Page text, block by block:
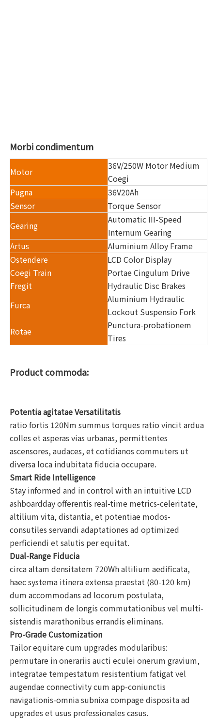
Morbi condimentum
Motor
36V/250W Motor Medium
Coegi
Pugna
36V20Ah
Sensor
Torque Sensor
Gearing
Automatic III-Speed ​​
Internum Gearing
Artus
Aluminium Alloy Frame
Ostendere
LCD Color Display
Coegi Train
Portae Cingulum Drive
Fregit
Hydraulic Disc Brakes
Furca
Aluminium Hydraulic
Lockout Suspensio Fork
Rotae
Punctura-probationem
Tires
Product commoda:
Potentia agitatae Versatilitatis
ratio fortis 120Nm summus torques ratio vincit ardua
colles et asperas vias urbanas, permittentes
ascensores, audaces, et cotidianos commuters ut
diversa loca indubitata fiducia occupare.
Smart Ride Intelligence
Stay informed and in control with an intuitive LCD
ashboardday offerentis real-time metrics-celeritate,
altilium vita, distantia, et potentiae modos-
consutiles servandi adaptationes ad optimized
perficiendi et salutis per equitat.
Dual-Range Fiducia
circa altam densitatem 720Wh altilium aedificata,
haec systema itinera extensa praestat (80-120 km)
dum accommodans ad locorum postulata,
sollicitudinem de longis commutationibus vel multi-
sistendis marathonibus errandis eliminans.
Pro-Grade Customization
Tailor equitare cum upgrades modularibus:
permutare in onerariis aucti eculei onerum gravium,
integratae tempestatum resistentium fatigat vel
augendae connectivity cum app-coniunctis
navigationis-omnia subnixa compage disposita ad
upgrades et usus professionales casus.